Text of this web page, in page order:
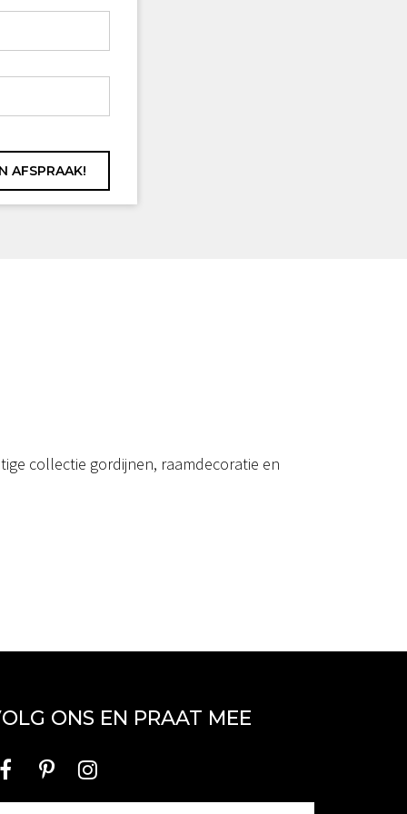
collectie gordijnen, raamdecoratie en
ONS EN PRAAT MEE